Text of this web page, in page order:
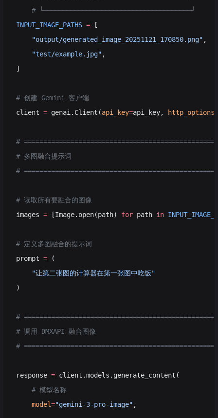
    # └──────────────────────────────────────┘
INPUT_IMAGE_PATHS = [
    "output/generated_image_20251121_170850.png"
,
    "test/example.jpg"
,
]
# 创建 Gemini 客户端
client = genai.Client(api_key=api_key, http_options
#
# 多图融合提示词
#
# 读取所有要融合的图像
images = [Image.open(path) for path in
# 定义多图融合的提示词
prompt = (
    "让第二张图的计算器在第一张图中吃饭"
)
#
# 调用 DMXAPI 融合图像
#
response = client.models.generate_content(
    # 模型名称
    model
="gemini-3-pro-image" ,